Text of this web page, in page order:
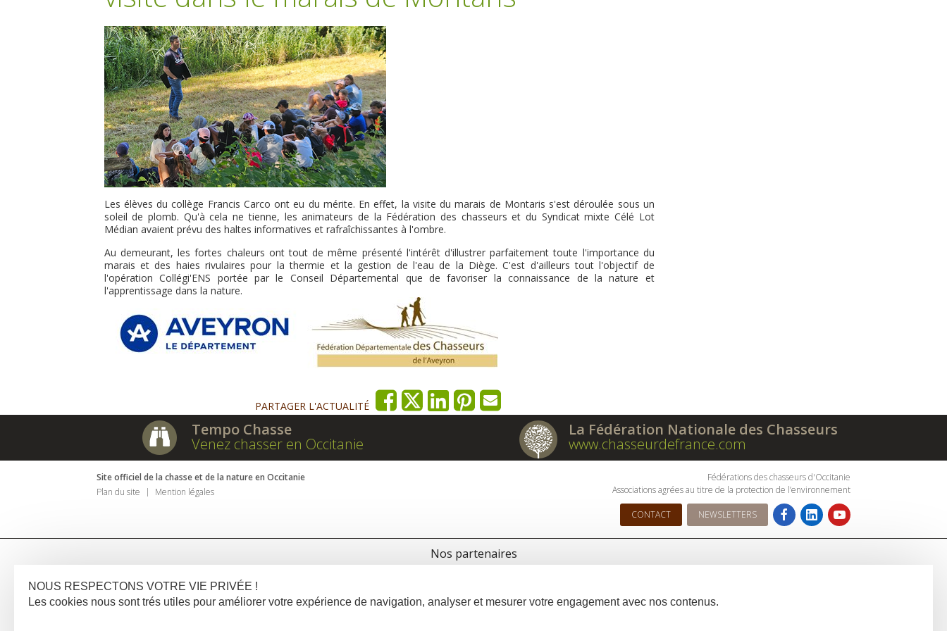
Les élèves du collège Francis Carco ont eu du mérite. En effet, la visite du marais de Montaris s'est déroulée sous un
soleil de plomb. Qu'à cela ne tienne, les animateurs de la Fédération des chasseurs et du Syndicat mixte Célé Lot
Médian avaient prévu des haltes informatives et rafraîchissantes à l'ombre.
Au demeurant, les fortes chaleurs ont tout de même présenté l'intérêt d'illustrer parfaitement toute l'importance du
marais et des haies rivulaires pour la thermie et la gestion de l'eau de la Diège. C'est d'ailleurs tout l'objectif de
l'opération Collégi'ENS portée par le Conseil Départemental que de favoriser la connaissance de la nature et
l'apprentissage dans la nature.
PARTAGER L'ACTUALITÉ
Tempo Chasse
Venez chasser en Occitanie
La Fédération Nationale des Chasseurs
www.chasseurdefrance.com
Site officiel de la chasse et de la nature en Occitanie
Plan du site
Mention légales
Fédérations des chasseurs d'Occitanie
Associations agrées au titre de la protection de l’environnement
CONTACT NEWSLETTERS
Nos partenaires
NOUS RESPECTONS VOTRE VIE PRIVÉE !
Les cookies nous sont trés utiles pour améliorer votre expérience de navigation, analyser et mesurer votre engagement avec nos contenus.